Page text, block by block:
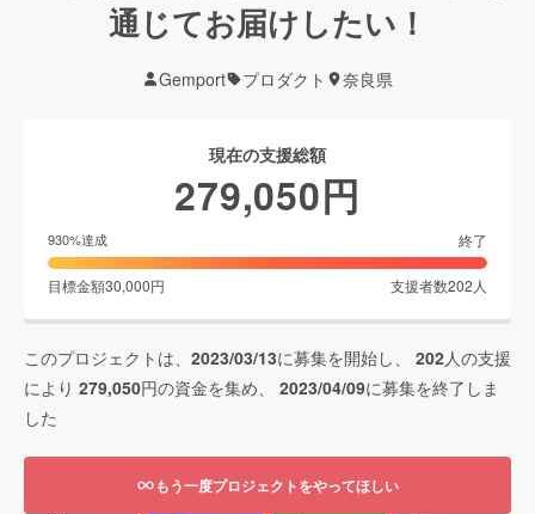
通じてお届けしたい！
Gemport プロダクト 奈良県
現在の支援総額
279,050円
930%達成 終了
目標金額30,000円 支援者数202 人
このプロジェクトは、 2023/03/13に募集を開始し、 202人の支援
により 279,050円の資金を集め、 2023/04/09に募集を終了しま
した
もう一度プロジェクトをやってほしい